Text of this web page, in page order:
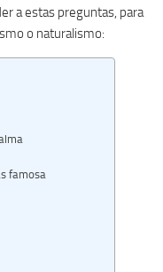
a estas preguntas, para
o naturalismo:
famosa